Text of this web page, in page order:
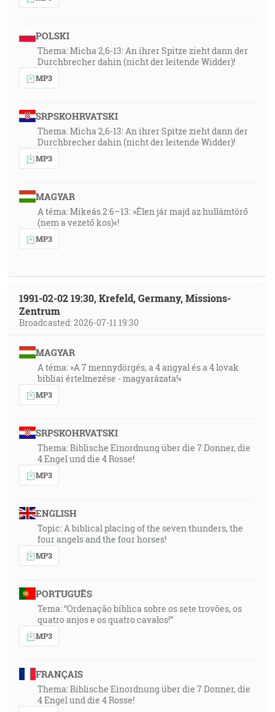
POLSKI
Thema: Micha 2,6-13: An ihrer Spitze zieht dann der
Durchbrecher dahin (nicht der leitende Widder)!
MP3
SRPSKOHRVATSKI
Thema: Micha 2,6-13: An ihrer Spitze zieht dann der
Durchbrecher dahin (nicht der leitende Widder)!
MP3
MAGYAR
A téma: Mikeás 2:6–13: »Élen jár majd az hullámtörő
(nem a vezető kos)«!
MP3
1991-02-02 19:30, Krefeld, Germany, Missions-
Zentrum
Broadcasted: 2026-07-11 19:30
MAGYAR
A téma: »A 7 mennydörgés, a 4 angyal és a 4 lovak
bibliai értelmezése - magyarázata!«
MP3
SRPSKOHRVATSKI
Thema: Biblische Einordnung über die 7 Donner, die
4 Engel und die 4 Rosse!
MP3
ENGLISH
Topic: A biblical placing of the seven thunders, the
four angels and the four horses!
MP3
PORTUGUÊS
Tema: “Ordenação bíblica sobre os sete trovões, os
quatro anjos e os quatro cavalos!”
MP3
FRANÇAIS
Thema: Biblische Einordnung über die 7 Donner, die
4 Engel und die 4 Rosse!